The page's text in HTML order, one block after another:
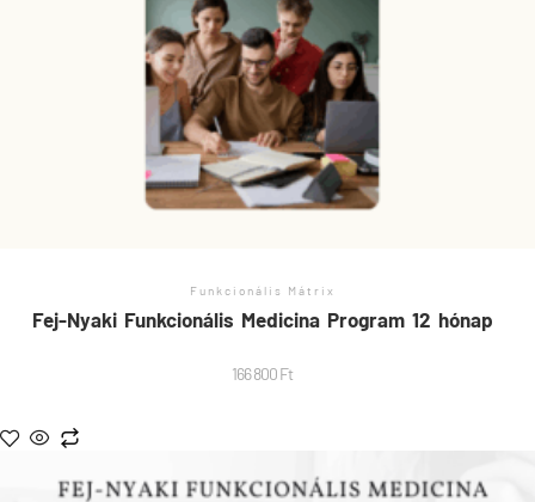
Funkcionális Mátrix
Fej-Nyaki Funkcionális Medicina Program 12 hónap
166 800Ft